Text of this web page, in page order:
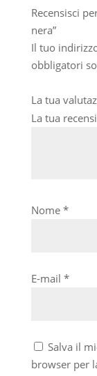
Recensisci
nera”
Il tuo
obbligatori
La tua
La tua
Nome *
E-mail *
Salva il
browser per